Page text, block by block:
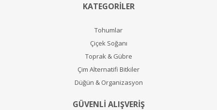
KATEGORİLER
Tohumlar
Çiçek Soğanı
Toprak & Gübre
Çim Alternatifi Bitkiler
Düğün & Organizasyon
GÜVENLİ ALIŞVERİŞ